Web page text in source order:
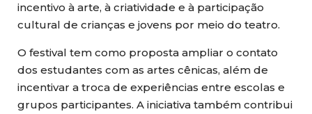
incentivo à arte, à criatividade e à participação
cultural de crianças e jovens por meio do teatro.
O festival tem como proposta ampliar o contato
dos estudantes com as artes cênicas, além de
incentivar a troca de experiências entre escolas e
grupos participantes. A iniciativa também contribui